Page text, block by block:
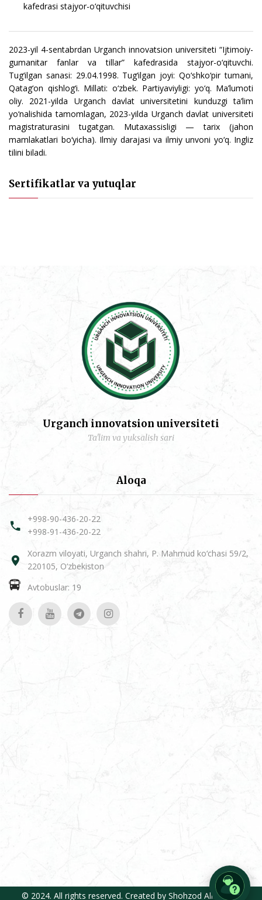
kafedrasi stajyor-o‘qituvchisi
2023-yil 4-sentabrdan Urganch innovatsion universiteti “Ijtimoiy-
gumanitar fanlar va tillar” kafedrasida stajyor-o‘qituvchi.
Tug‘ilgan sanasi: 29.04.1998. Tug‘ilgan joyi: Qo‘shko‘pir tumani,
Qatag‘on qishlog‘i. Millati: o‘zbek. Partiyaviyligi: yo‘q. Ma’lumoti
oliy. 2021-yilda Urganch davlat universitetini kunduzgi ta’lim
yo‘nalishida tamomlagan, 2023-yilda Urganch davlat universiteti
magistraturasini tugatgan. Mutaxassisligi — tarix (jahon
mamlakatlari bo‘yicha). Ilmiy darajasi va ilmiy unvoni yo‘q. Ingliz
tilini biladi.
Sertifikatlar va yutuqlar
Urganch innovatsion universiteti
Ta'lim va yuksalish sari
Aloqa
+998-90-436-20-22
+998-91-436-20-22
Xorazm viloyati, Urganch shahri, P. Mahmud ko‘chasi 59/2,
220105, O‘zbekiston
Avtobuslar: 19
© 2024. All rights reserved. Created by Shohzod Allayarov,